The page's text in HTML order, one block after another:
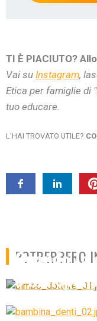
TI È PIACIUTO?
Vai su Instagram,
Etica per famiglie di
tuo educare.
L'HAI TROVATO UTILE?
POTREBBERO
Quando la
è